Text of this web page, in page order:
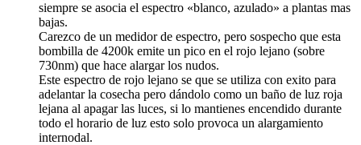
siempre se asocia el espectro «blanco, azulado» a plantas mas
bajas.
Carezco de un medidor de espectro, pero sospecho que esta
bombilla de 4200k emite un pico en el rojo lejano (sobre
730nm) que hace alargar los nudos.
Este espectro de rojo lejano se que se utiliza con exito para
adelantar la cosecha pero dándolo como un baño de luz roja
lejana al apagar las luces, si lo mantienes encendido durante
todo el horario de luz esto solo provoca un alargamiento
internodal.